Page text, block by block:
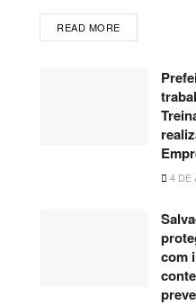
READ MORE
4 DE
com